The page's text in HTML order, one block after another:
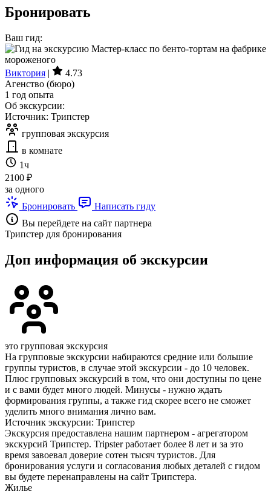
Бронировать
Ваш гид:
Виктория |
4.73
Агенство (бюро)
1 год опыта
Об экскурсии:
Источник: Трипстер
групповая экскурсия
в комнате
1ч
2100 ₽
за одного
Бронировать
Написать гиду
Вы перейдете на сайт партнера
Трипстер для бронирования
Доп информация об экскурсии
это групповая экскурсия
На групповые экскурсии набираются средние или большие
группы туристов, в случае этой экскурсии - до 10 человек.
Плюс групповых экскурсий в том, что они доступны по цене
и с вами будет много людей. Минусы - нужно ждать
формирования группы, а также гид скорее всего не сможет
уделить много внимания лично вам.
Источник экскурсии: Трипстер
Экскурсия предоставлена нашим партнером - агрегатором
экскурсий Трипстер. Tripster работает более 8 лет и за это
время завоевал доверие сотен тысяч туристов. Для
бронирования услуги и согласования любых деталей с гидом
вы будете перенаправлены на сайт Трипстера.
Жилье